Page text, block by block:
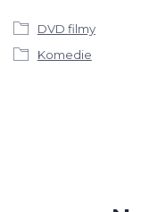
DVD filmy
Komedie